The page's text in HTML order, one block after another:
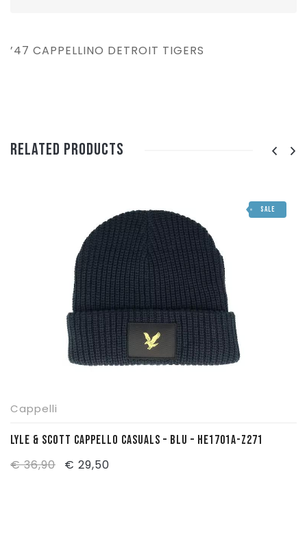
’47 CAPPELLINO DETROIT TIGERS
Related Products
SALE
Cappelli
LYLE & SCOTT CAPPELLO CASUALS – BLU – HE1701A-Z271
€36,90
Il
€ 29,50